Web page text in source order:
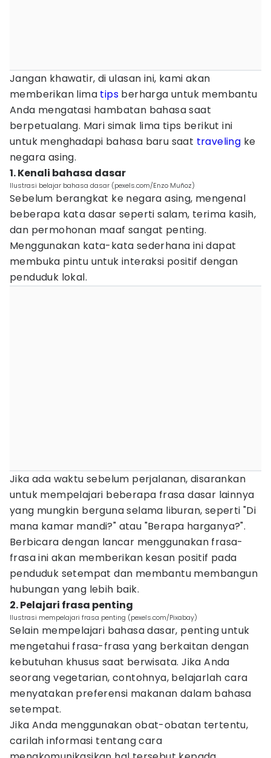
Jangan khawatir, di ulasan ini, kami akan
memberikan lima tips berharga untuk membantu
Anda mengatasi hambatan bahasa saat
berpetualang. Mari simak lima tips berikut ini
untuk menghadapi bahasa baru saat traveling ke
negara asing.
1. Kenali bahasa dasar
Ilustrasi belajar bahasa dasar (pexels.com/Enzo Muñoz)
Sebelum berangkat ke negara asing, mengenal
beberapa kata dasar seperti salam, terima kasih,
dan permohonan maaf sangat penting.
Menggunakan kata-kata sederhana ini dapat
membuka pintu untuk interaksi positif dengan
penduduk lokal.
Jika ada waktu sebelum perjalanan, disarankan
untuk mempelajari beberapa frasa dasar lainnya
yang mungkin berguna selama liburan, seperti "Di
mana kamar mandi?" atau "Berapa harganya?".
Berbicara dengan lancar menggunakan frasa-
frasa ini akan memberikan kesan positif pada
penduduk setempat dan membantu membangun
hubungan yang lebih baik.
2. Pelajari frasa penting
Ilustrasi mempelajari frasa penting (pexels.com/Pixabay)
Selain mempelajari bahasa dasar, penting untuk
mengetahui frasa-frasa yang berkaitan dengan
kebutuhan khusus saat berwisata. Jika Anda
seorang vegetarian, contohnya, belajarlah cara
menyatakan preferensi makanan dalam bahasa
setempat.
Jika Anda menggunakan obat-obatan tertentu,
carilah informasi tentang cara